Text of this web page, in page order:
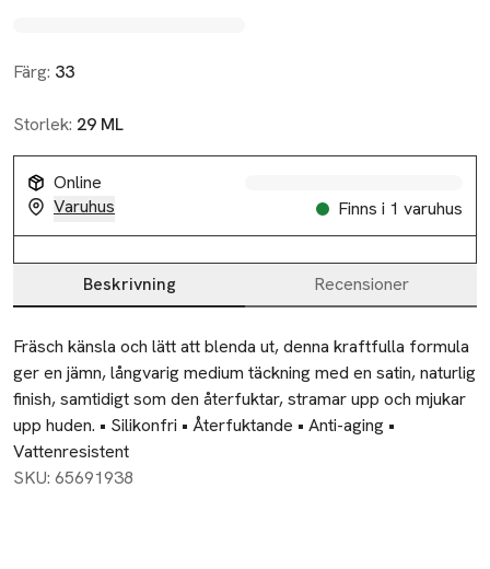
Färg: 33
Storlek: 29 ML
Online
Varuhus
Finns i 1 varuhus
Beskrivning Recensioner
Beskrivning
Fräsch känsla och lätt att blenda ut, denna kraftfulla formula
ger en jämn, långvarig medium täckning med en satin, naturlig
finish, samtidigt som den återfuktar, stramar upp och mjukar
upp huden. • Silikonfri • Återfuktande • Anti-aging •
Vattenresistent
SKU: 65691938